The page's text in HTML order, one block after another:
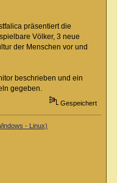
präsentiert die
Völker, 3 neue
der Menschen vor und
beschrieben und ein
gegeben.
Gespeichert
- Linux)